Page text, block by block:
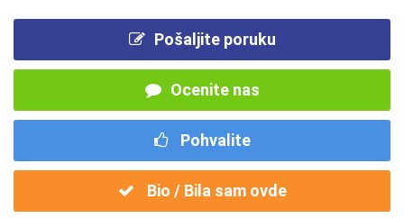
Pošaljite poruku
Ocenite nas
Pohvalite
Bio / Bila sam ovde